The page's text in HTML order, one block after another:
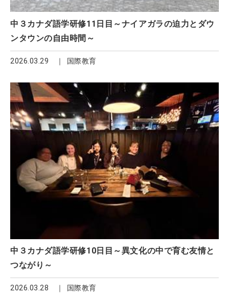
中３カナダ語学研修11日目～ナイアガラの迫力とダウ
ンタウンの自由時間～
2026.03.29 国際教育
中３カナダ語学研修10日目～異文化の中で育む友情と
つながり～
2026.03.28 国際教育